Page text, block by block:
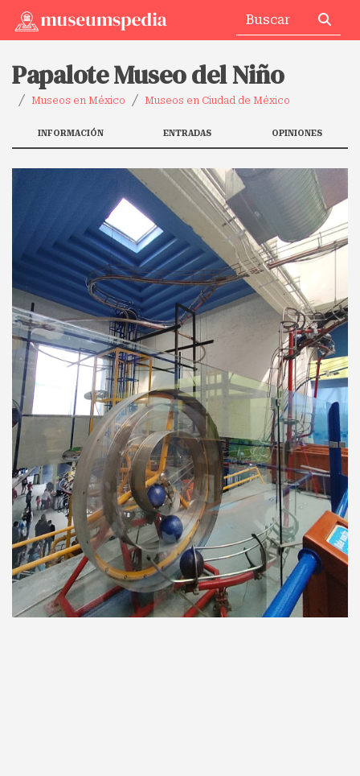
Papalote Museo del Niño
Museos en México Museos en Ciudad de México
INFORMACIÓN ENTRADAS OPINIONES